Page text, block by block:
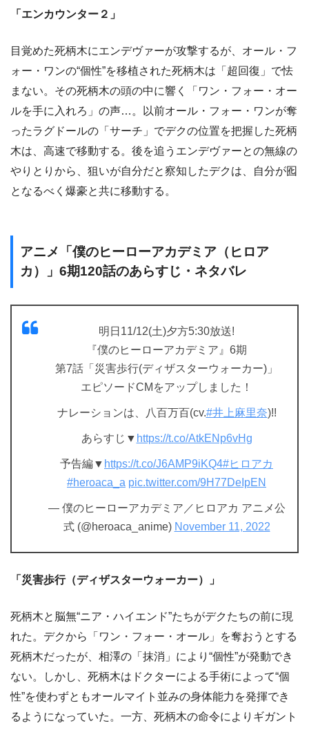
「エンカウンター２」
目覚めた死柄木にエンデヴァーが攻撃するが、オール・フ
ォー・ワンの“個性”を移植された死柄木は「超回復」で怯
まない。その死柄木の頭の中に響く「ワン・フォー・オー
ルを手に入れろ」の声…。以前オール・フォー・ワンが奪
ったラグドールの「サーチ」でデクの位置を把握した死柄
木は、高速で移動する。後を追うエンデヴァーとの無線の
やりとりから、狙いが自分だと察知したデクは、自分が囮
となるべく爆豪と共に移動する。
アニメ「僕のヒーローアカデミア（ヒロア
カ）」6期120話のあらすじ・ネタバレ
明日11/12(土)夕方5:30放送!
『僕のヒーローアカデミア』6期
第7話「災害歩行(ディザスターウォーカー)」
エピソードCMをアップしました！
ナレーションは、八百万百(cv.#井上麻里奈)!!
あらすじ▼ https://t.co/AtkENp6vHg
予告編▼ https://t.co/J6AMP9iKQ4#ヒロアカ
#heroaca_a pic.twitter.com/9H77DeIpEN
— 僕のヒーローアカデミア／ヒロアカ アニメ公
式 (@heroaca_anime) November 11, 2022
「災害歩行（ディザスターウォーカー）」
死柄木と脳無“ニア・ハイエンド”たちがデクたちの前に現
れた。デクから「ワン・フォー・オール」を奪おうとする
死柄木だったが、相澤の「抹消」により“個性”が発動でき
ない。しかし、死柄木はドクターによる手術によって“個
性”を使わずともオールマイト並みの身体能力を発揮でき
るようになっていた。一方、死柄木の命令によりギガント